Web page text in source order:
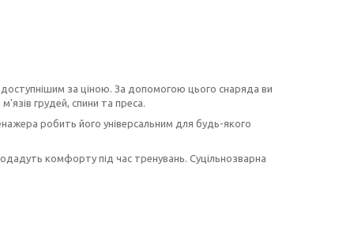
за ціною. За допомогою цього снаряда ви
грудей, спини та преса.
робить його універсальним для будь-якого
комфорту під час тренувань. Суцільнозварна